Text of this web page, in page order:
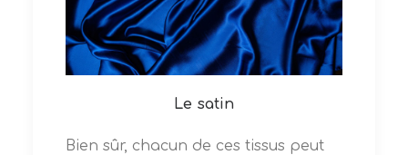
Le satin
Bien sûr, chacun de ces tissus peut